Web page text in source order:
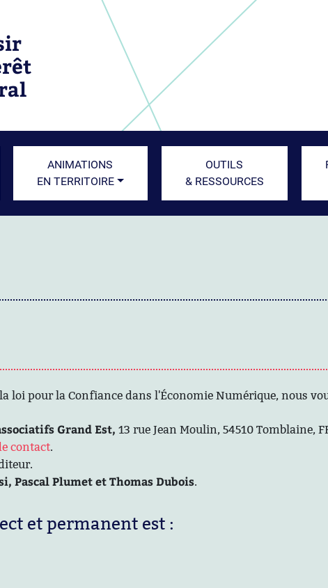
ANIMATIONS
EN TERRITOIRE
OUTILS
& RESSOURCES
loi pour la Confiance dans l'Économie Numérique, nous
Grand Est, 13 rue Jean Moulin, 54510 Tomblaine,
contact.
Pascal Plumet et Thomas Dubois.
et permanent est :